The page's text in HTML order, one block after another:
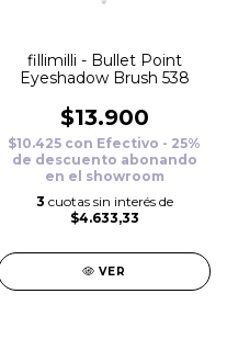
fillimilli - Bullet Point
Eyeshadow Brush 538
$13.900
$10.425 con Efectivo - 25%
de descuento abonando
en el showroom
3 cuotas sin interés de
$4.633,33
VER